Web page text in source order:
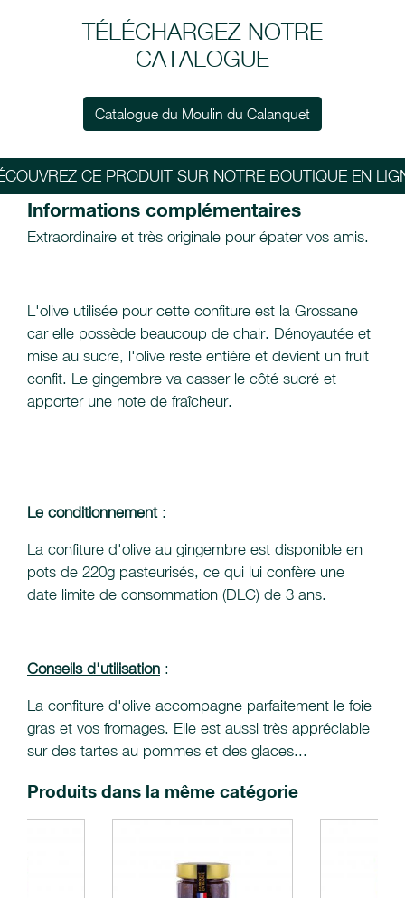
TÉLÉCHARGEZ NOTRE
CATALOGUE
Catalogue du Moulin du Calanquet
CE PRODUIT SUR NOTRE BOUTIQUE EN
Informations complémentaires
Extraordinaire et très originale pour épater vos amis.
L'olive utilisée pour cette confiture est la Grossane
car elle possède beaucoup de chair. Dénoyautée et
mise au sucre, l'olive reste entière et devient un fruit
confit. Le gingembre va casser le côté sucré et
apporter une note de fraîcheur.
Le conditionnement:
La confiture d'olive au gingembre est disponible en
pots de 220g pasteurisés, ce qui lui confère une
date limite de consommation (DLC) de 3 ans.
Conseils d'utilisation :
La confiture d'olive accompagne parfaitement le foie
gras et vos fromages. Elle est aussi très appréciable
sur des tartes au pommes et des glaces...
Produits dans la même catégorie